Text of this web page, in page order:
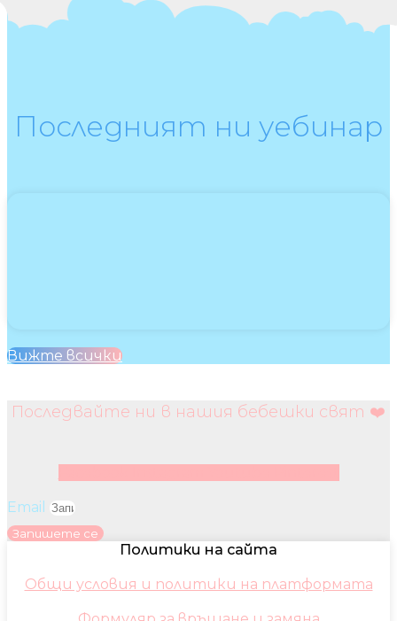
Последният ни уебинар
Вижте всички
Последвайте ни в нашия бебешки свят ❤️
Email
Запишете се
Политики на сайта
Общи условия и политики на платформата